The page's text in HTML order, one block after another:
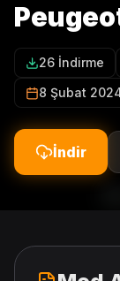
26 İndirme
8 Şubat
İndir